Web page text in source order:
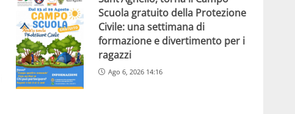
Scuola gratuito della Protezione
Civile: una settimana di
formazione e divertimento per i
ragazzi
Ago 6, 2026 14:16